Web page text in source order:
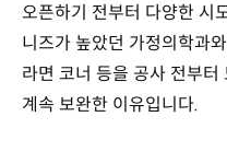
오픈하기 전부터 다양한 시
니즈가 높았던 가정의학과
라면 코너 등을 공사 전부터
계속 보완한 이유입니다.